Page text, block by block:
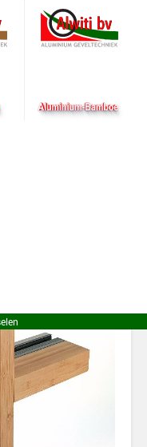
bamboe enkele